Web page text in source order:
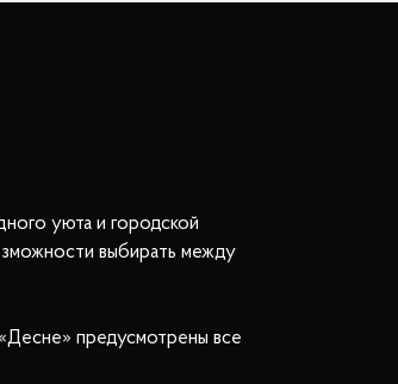
уюта и городской
выбирать между
предусмотрены все
есть центральная